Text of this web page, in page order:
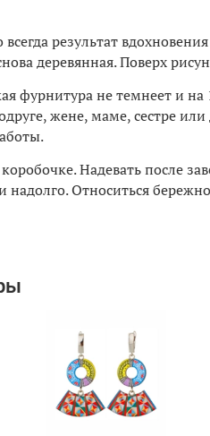
результат
деревянная. Поверх
фурнитура не темнеет и
жене, маме, сестре
Надевать после
Относиться